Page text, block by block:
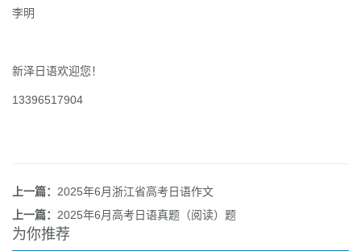
李明
新泽日语欢迎您！
13396517904
上一篇： 2025年6月浙江省高考日语作文
上一篇： 2025年6月高考日语真题（阅读）题
为你推荐